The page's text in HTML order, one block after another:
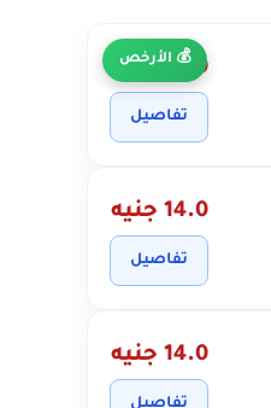
الأرخص14.0 جنيه
تفاصيل
14.0 جنيه
تفاصيل
14.0 جنيه
تفاصيل